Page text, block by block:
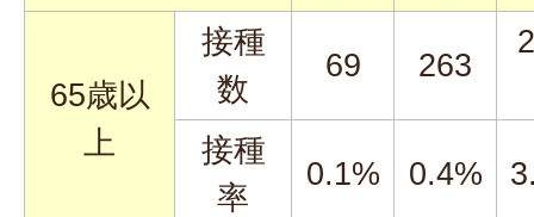
65歳以
上
接種
数
69 263
接種
率
0.1% 0.4%